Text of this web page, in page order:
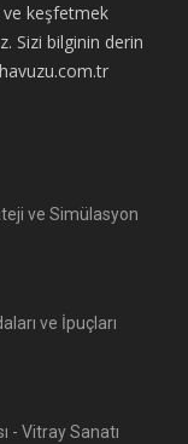
keşfetmek
Sizi bilginin derin
ve Simülasyon
ve İpuçları
- Vitray Sanatı